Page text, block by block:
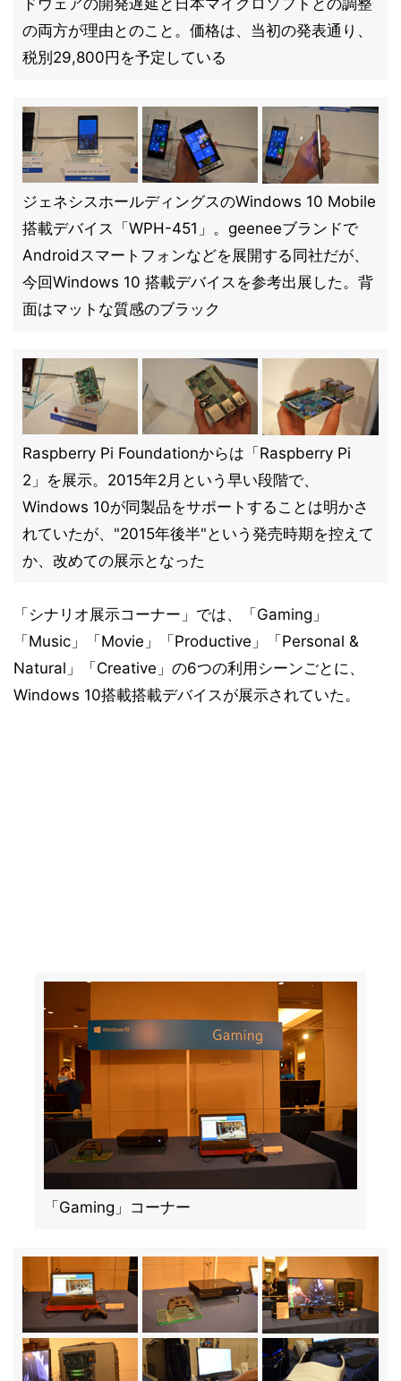
ドウェアの開発遅延と日本マイクロソフトとの調整
の両方が理由とのこと。価格は、当初の発表通り、
税別29,800円を予定している
ジェネシスホールディングスのWindows 10 Mobile
搭載デバイス「WPH-451」。geeneeブランドで
Androidスマートフォンなどを展開する同社だが、
今回Windows 10 搭載デバイスを参考出展した。背
面はマットな質感のブラック
Raspberry Pi Foundationからは「Raspberry Pi
2」を展示。2015年2月という早い段階で、
Windows 10が同製品をサポートすることは明かさ
れていたが、"2015年後半"という発売時期を控えて
か、改めての展示となった
「シナリオ展示コーナー」では、「Gaming」
「Music」「Movie」「Productive」「Personal &
Natural」「Creative」の6つの利用シーンごとに、
Windows 10搭載搭載デバイスが展示されていた。
「Gaming」コーナー